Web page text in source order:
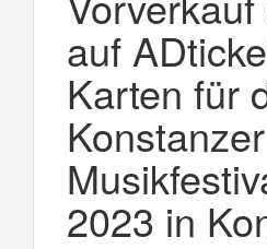
auf
Karten für
Konstanzer
2023 in